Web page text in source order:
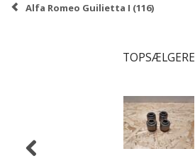
Alfa Romeo Guilietta I (116)
TOPSÆLGERE